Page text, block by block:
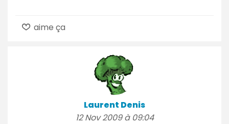
aime ça
Laurent Denis
12 Nov 2009 à 09:04